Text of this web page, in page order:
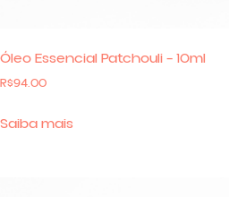
Óleo Essencial Patchouli – 10ml
R$94.00
Saiba mais